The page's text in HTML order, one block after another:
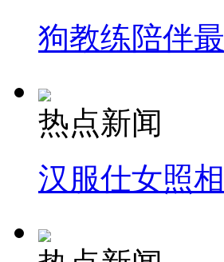
狗教练陪伴
热点新闻
汉服仕女照